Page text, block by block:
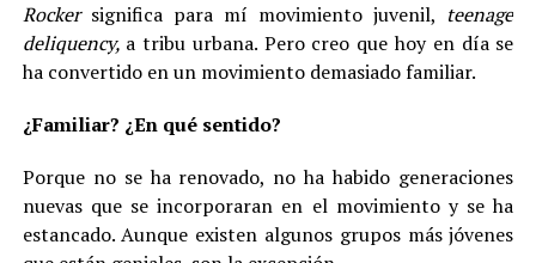
Rockersignifica para mí movimiento juvenil, teenage
deliquency, a tribu urbana. Pero creo que hoy en día se
ha convertido en un movimiento demasiado familiar.
¿Familiar? ¿En qué sentido?
Porque no se ha renovado, no ha habido generaciones
nuevas que se incorporaran en el movimiento y se ha
estancado. Aunque existen algunos grupos más jóvenes